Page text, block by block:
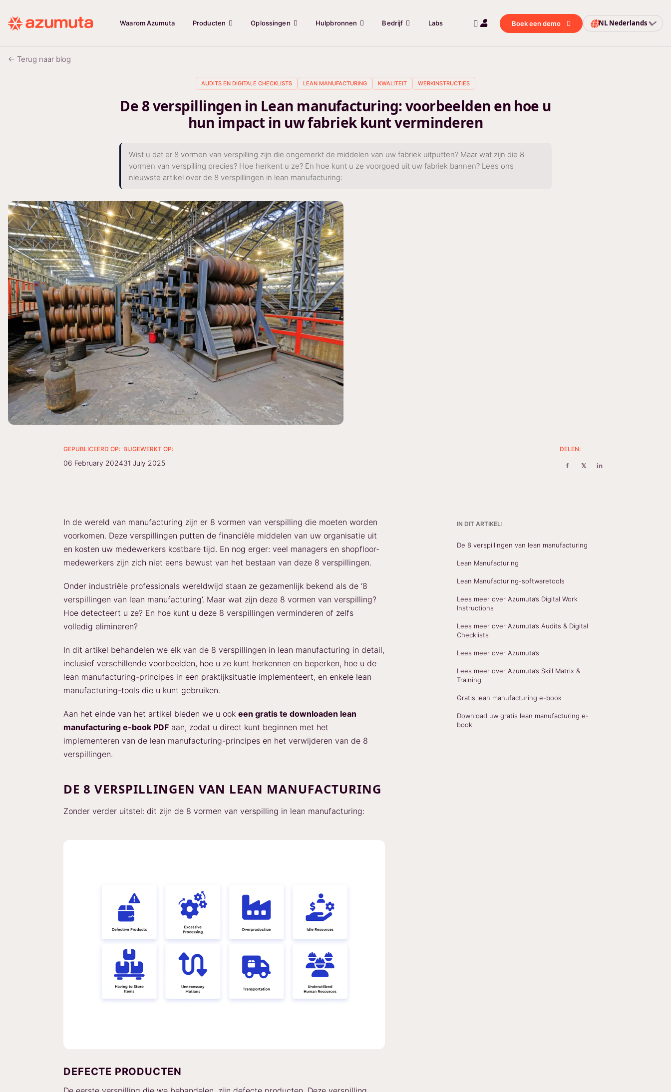
Waarom Azumuta Producten Oplossingen Hulpbronnen Bedrijf Labs Boek een demo NL Nederlands
← Terug naar blog
AUDITS EN DIGITALE CHECKLISTS LEAN MANUFACTURING KWALITEIT WERKINSTRUCTIES
De 8 verspillingen in Lean manufacturing: voorbeelden en hoe u
hun impact in uw fabriek kunt verminderen
Wist u dat er 8 vormen van verspilling zijn die ongemerkt de middelen van uw fabriek uitputten? Maar wat zijn die 8
vormen van verspilling precies? Hoe herkent u ze? En hoe kunt u ze voorgoed uit uw fabriek bannen? Lees ons
nieuwste artikel over de 8 verspillingen in lean manufacturing:
GEPUBLICEERD OP:
06 February 2024
BIJGEWERKT OP:
31 July 2025
DELEN:
f 𝕏 in
In de wereld van manufacturing zijn er 8 vormen van verspilling die moeten worden
voorkomen. Deze verspillingen putten de financiële middelen van uw organisatie uit
en kosten uw medewerkers kostbare tijd. En nog erger: veel managers en shopfloor-
medewerkers zijn zich niet eens bewust van het bestaan van deze 8 verspillingen.
Onder industriële professionals wereldwijd staan ze gezamenlijk bekend als de ‘8
verspillingen van lean manufacturing’. Maar wat zijn deze 8 vormen van verspilling?
Hoe detecteert u ze? En hoe kunt u deze 8 verspillingen verminderen of zelfs
volledig elimineren?
In dit artikel behandelen we elk van de 8 verspillingen in lean manufacturing in detail,
inclusief verschillende voorbeelden, hoe u ze kunt herkennen en beperken, hoe u de
lean manufacturing-principes in een praktijksituatie implementeert, en enkele lean
manufacturing-tools die u kunt gebruiken.
Aan het einde van het artikel bieden we u ookeen gratis te downloaden lean
manufacturing e-book PDF aan, zodat u direct kunt beginnen met het
implementeren van de lean manufacturing-principes en het verwijderen van de 8
verspillingen.
DE 8 VERSPILLINGEN VAN LEAN MANUFACTURING
Zonder verder uitstel: dit zijn de 8 vormen van verspilling in lean manufacturing:
DEFECTE PRODUCTEN
IN DIT ARTIKEL:
De 8 verspillingen van lean manufacturing
Lean Manufacturing
Lean Manufacturing-softwaretools
Lees meer over Azumuta’s Digital Work
Instructions
Lees meer over Azumuta’s Audits & Digital
Checklists
Lees meer over Azumuta’s
Lees meer over Azumuta’s Skill Matrix &
Training
Gratis lean manufacturing e-book
Download uw gratis lean manufacturing e-
book